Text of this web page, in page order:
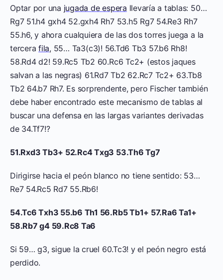
Optar por una jugada de espera llevaría a tablas: 50…
Rg7 51.h4 gxh4 52.gxh4 Rh7 53.h5 Rg7 54.Re3 Rh7
55.h6, y ahora cualquiera de las dos torres juega a la
tercerafila, 55… Ta3(c3)! 56.Td6 Tb3 57.b6 Rh8!
58.Rd4 d2! 59.Rc5 Tb2 60.Rc6 Tc2+ (estos jaques
salvan a las negras) 61.Rd7 Tb2 62.Rc7 Tc2+ 63.Tb8
Tb2 64.b7 Rh7. Es sorprendente, pero Fischer también
debe haber encontrado este mecanismo de tablas al
buscar una defensa en las largas variantes derivadas
de 34.Tf7!?
51.Rxd3 Tb3+ 52.Rc4 Txg3 53.Th6 Tg7
Dirigirse hacia el peón blanco no tiene sentido: 53…
Re7 54.Rc5 Rd7 55.Rb6!
54.Tc6 Txh3 55.b6 Th1 56.Rb5 Tb1+ 57.Ra6 Ta1+
58.Rb7 g4 59.Rc8 Ta6
Si 59… g3, sigue la cruel 60.Tc3! y el peón negro está
perdido.